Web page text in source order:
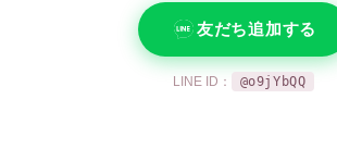
友だち追加する
LINE ID： @o9jYbQQ